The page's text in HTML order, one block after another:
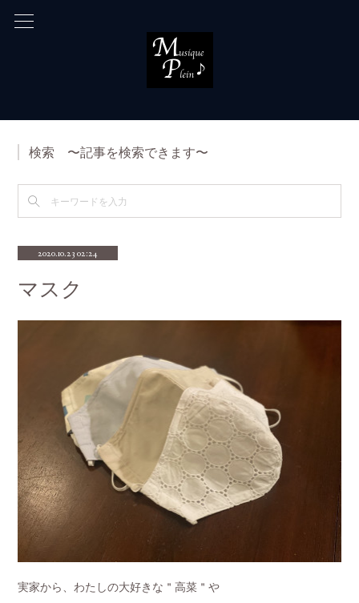
検索 〜記事を検索できます〜
2020.10.23 02:24
マスク
実家から、わたしの大好きな＂高菜＂や